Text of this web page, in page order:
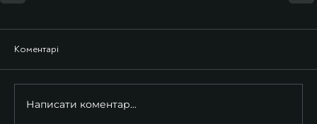
Коментарі
Написати коментар...